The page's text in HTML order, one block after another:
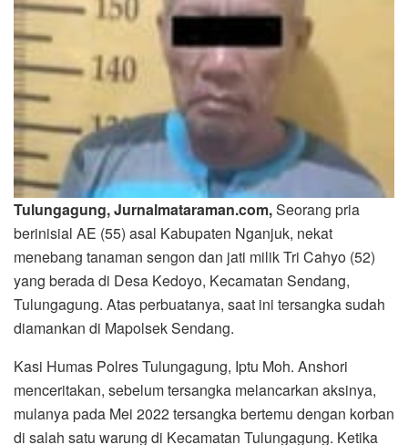
Tulungagung, Jurnalmataraman.com,Seorang pria
berinisial AE (55) asal Kabupaten Nganjuk, nekat
menebang tanaman sengon dan jati milik Tri Cahyo (52)
yang berada di Desa Kedoyo, Kecamatan Sendang,
Tulungagung. Atas perbuatanya, saat ini tersangka sudah
diamankan di Mapolsek Sendang.
Kasi Humas Polres Tulungagung, Iptu Moh. Anshori
menceritakan, sebelum tersangka melancarkan aksinya,
mulanya pada Mei 2022 tersangka bertemu dengan korban
di salah satu warung di Kecamatan Tulungagung. Ketika